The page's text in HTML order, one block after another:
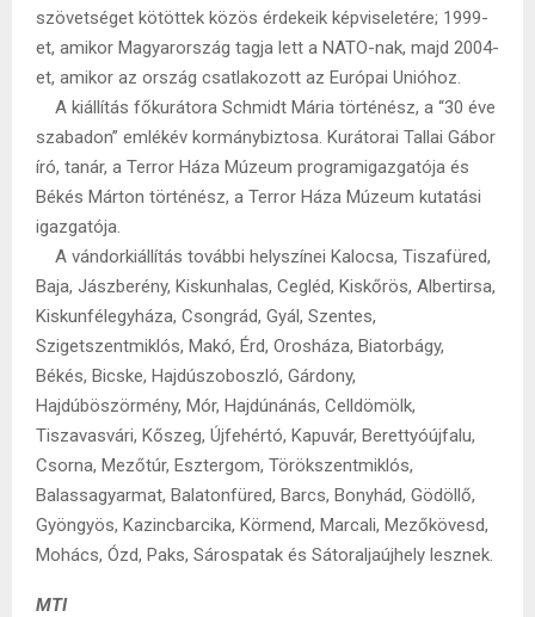
szövetséget kötöttek közös érdekeik képviseletére; 1999-
et, amikor Magyarország tagja lett a NATO-nak, majd 2004-
et, amikor az ország csatlakozott az Európai Unióhoz.
A kiállítás főkurátora Schmidt Mária történész, a “30 éve
szabadon” emlékév kormánybiztosa. Kurátorai Tallai Gábor
író, tanár, a Terror Háza Múzeum programigazgatója és
Békés Márton történész, a Terror Háza Múzeum kutatási
igazgatója.
A vándorkiállítás további helyszínei Kalocsa, Tiszafüred,
Baja, Jászberény, Kiskunhalas, Cegléd, Kiskőrös, Albertirsa,
Kiskunfélegyháza, Csongrád, Gyál, Szentes,
Szigetszentmiklós, Makó, Érd, Orosháza, Biatorbágy,
Békés, Bicske, Hajdúszoboszló, Gárdony,
Hajdúböszörmény, Mór, Hajdúnánás, Celldömölk,
Tiszavasvári, Kőszeg, Újfehértó, Kapuvár, Berettyóújfalu,
Csorna, Mezőtúr, Esztergom, Törökszentmiklós,
Balassagyarmat, Balatonfüred, Barcs, Bonyhád, Gödöllő,
Gyöngyös, Kazincbarcika, Körmend, Marcali, Mezőkövesd,
Mohács, Ózd, Paks, Sárospatak és Sátoraljaújhely lesznek.
MTI